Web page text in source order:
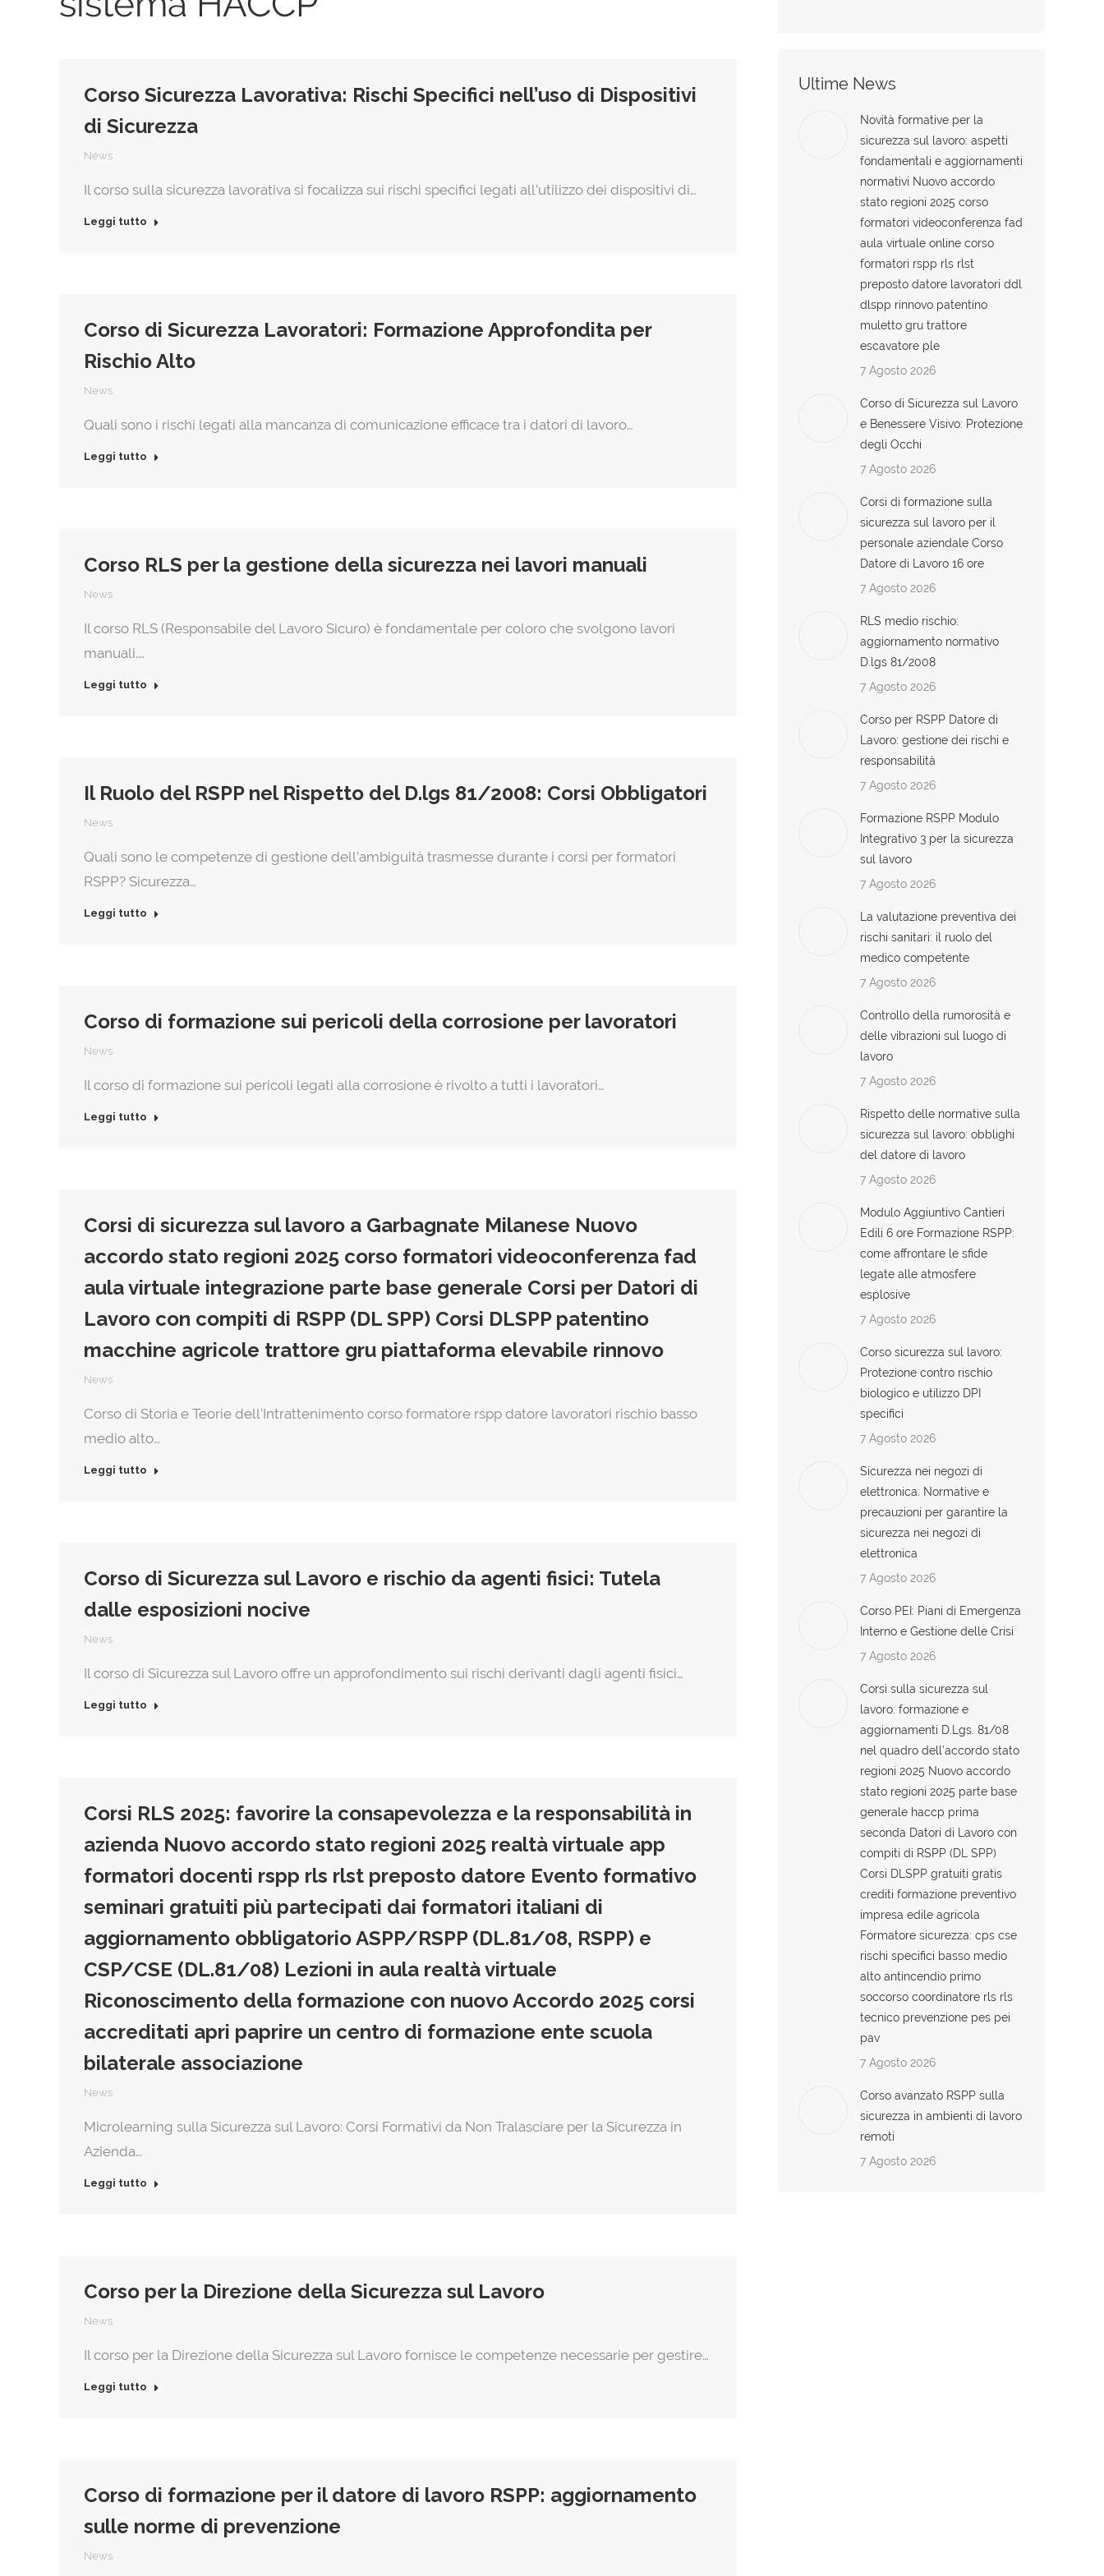
Corso Sicurezza Lavorativa: Rischi Specifici nell’uso di Dispositivi
di Sicurezza
News
Il corso sulla sicurezza lavorativa si focalizza sui rischi specifici legati all’utilizzo dei dispositivi di…
Leggi tutto
Corso di Sicurezza Lavoratori: Formazione Approfondita per
Rischio Alto
News
Quali sono i rischi legati alla mancanza di comunicazione efficace tra i datori di lavoro…
Leggi tutto
Corso RLS per la gestione della sicurezza nei lavori manuali
News
Il corso RLS (Responsabile del Lavoro Sicuro) è fondamentale per coloro che svolgono lavori
manuali.…
Leggi tutto
Il Ruolo del RSPP nel Rispetto del D.lgs 81/2008: Corsi Obbligatori
News
Quali sono le competenze di gestione dell’ambiguità trasmesse durante i corsi per formatori
RSPP? Sicurezza…
Leggi tutto
Corso di formazione sui pericoli della corrosione per lavoratori
News
Il corso di formazione sui pericoli legati alla corrosione è rivolto a tutti i lavoratori…
Leggi tutto
Corsi di sicurezza sul lavoro a Garbagnate Milanese Nuovo
accordo stato regioni 2025 corso formatori videoconferenza fad
aula virtuale integrazione parte base generale Corsi per Datori di
Lavoro con compiti di RSPP (DL SPP) Corsi DLSPP patentino
macchine agricole trattore gru piattaforma elevabile rinnovo
News
Corso di Storia e Teorie dell’Intrattenimento corso formatore rspp datore lavoratori rischio basso
medio alto…
Leggi tutto
Corso di Sicurezza sul Lavoro e rischio da agenti fisici: Tutela
dalle esposizioni nocive
News
Il corso di Sicurezza sul Lavoro offre un approfondimento sui rischi derivanti dagli agenti fisici…
Leggi tutto
Corsi RLS 2025: favorire la consapevolezza e la responsabilità in
azienda Nuovo accordo stato regioni 2025 realtà virtuale app
formatori docenti rspp rls rlst preposto datore Evento formativo
seminari gratuiti più partecipati dai formatori italiani di
aggiornamento obbligatorio ASPP/RSPP (DL.81/08, RSPP) e
CSP/CSE (DL.81/08) Lezioni in aula realtà virtuale
Riconoscimento della formazione con nuovo Accordo 2025 corsi
accreditati apri paprire un centro di formazione ente scuola
bilaterale associazione
News
Microlearning sulla Sicurezza sul Lavoro: Corsi Formativi da Non Tralasciare per la Sicurezza in
Azienda…
Leggi tutto
Corso per la Direzione della Sicurezza sul Lavoro
News
Il corso per la Direzione della Sicurezza sul Lavoro fornisce le competenze necessarie per gestire…
Leggi tutto
Corso di formazione per il datore di lavoro RSPP: aggiornamento
sulle norme di prevenzione
News
Ultime News
Novità formative per la
sicurezza sul lavoro: aspetti
fondamentali e aggiornamenti
normativi Nuovo accordo
stato regioni 2025 corso
formatori videoconferenza fad
aula virtuale online corso
formatori rspp rls rlst
preposto datore lavoratori ddl
dlspp rinnovo patentino
muletto gru trattore
escavatore ple
7 Agosto 2026
Corso di Sicurezza sul Lavoro
e Benessere Visivo: Protezione
degli Occhi
7 Agosto 2026
Corsi di formazione sulla
sicurezza sul lavoro per il
personale aziendale Corso
Datore di Lavoro 16 ore
7 Agosto 2026
RLS medio rischio:
aggiornamento normativo
D.lgs 81/2008
7 Agosto 2026
Corso per RSPP Datore di
Lavoro: gestione dei rischi e
responsabilità
7 Agosto 2026
Formazione RSPP Modulo
Integrativo 3 per la sicurezza
sul lavoro
7 Agosto 2026
La valutazione preventiva dei
rischi sanitari: il ruolo del
medico competente
7 Agosto 2026
Controllo della rumorosità e
delle vibrazioni sul luogo di
lavoro
7 Agosto 2026
Rispetto delle normative sulla
sicurezza sul lavoro: obblighi
del datore di lavoro
7 Agosto 2026
Modulo Aggiuntivo Cantieri
Edili 6 ore Formazione RSPP:
come affrontare le sfide
legate alle atmosfere
esplosive
7 Agosto 2026
Corso sicurezza sul lavoro:
Protezione contro rischio
biologico e utilizzo DPI
specifici
7 Agosto 2026
Sicurezza nei negozi di
elettronica: Normative e
precauzioni per garantire la
sicurezza nei negozi di
elettronica
7 Agosto 2026
Corso PEI: Piani di Emergenza
Interno e Gestione delle Crisi
7 Agosto 2026
Corsi sulla sicurezza sul
lavoro: formazione e
aggiornamenti D.Lgs. 81/08
nel quadro dell’accordo stato
regioni 2025 Nuovo accordo
stato regioni 2025 parte base
generale haccp prima
seconda Datori di Lavoro con
compiti di RSPP (DL SPP)
Corsi DLSPP gratuiti gratis
crediti formazione preventivo
impresa edile agricola
Formatore sicurezza: cps cse
rischi specifici basso medio
alto antincendio primo
soccorso coordinatore rls rls
tecnico prevenzione pes pei
pav
7 Agosto 2026
Corso avanzato RSPP sulla
sicurezza in ambienti di lavoro
remoti
7 Agosto 2026